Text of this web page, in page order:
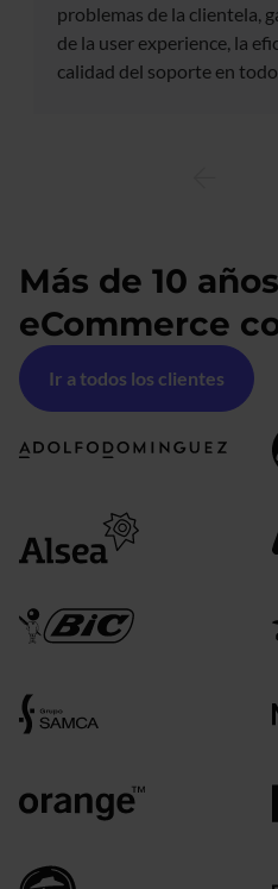
problemas de la clientela,
de la user experience, la
calidad del soporte en
Más de 10
eCommerce
Ir a todos los clientes